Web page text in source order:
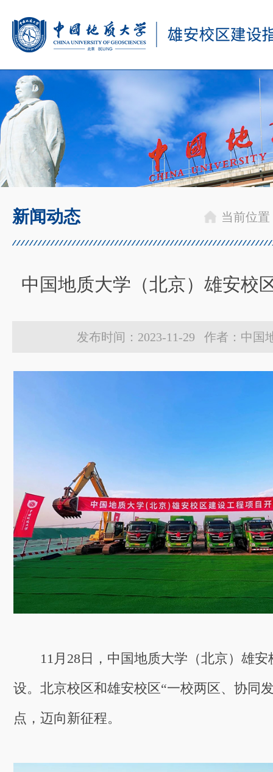
新闻动态 当前位置
中国地质大学（北京）雄安校
发布时间：2023-11-29 作者：中国
11月28日，中国地质大学（北京）雄安
设。北京校区和雄安校区“一校两区、协同
点，迈向新征程。